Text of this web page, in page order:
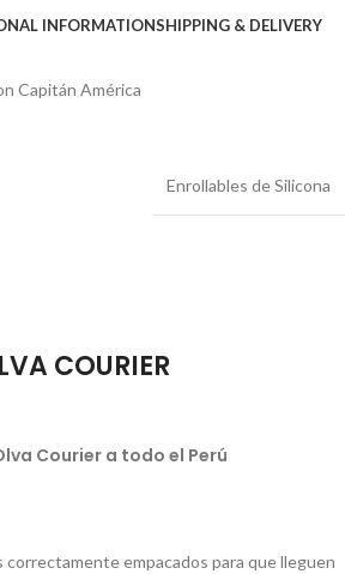
INFORMATIONSHIPPING & DELIVERY
Capitán América
Enrollables de Silicona
COURIER
Courier a todo el Perú
correctamente empacados para que lleguen